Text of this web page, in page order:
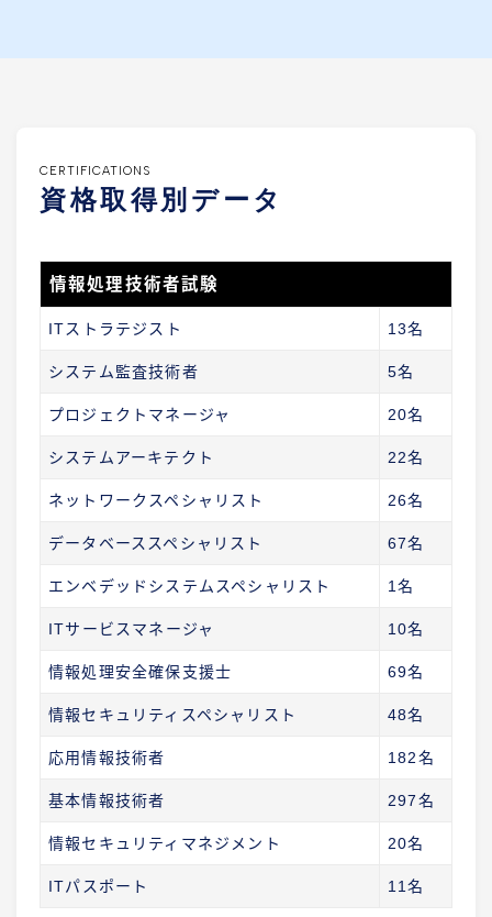
CERTIFICATIONS
資格取得別データ
情報処理技術者試験
ITストラテジスト 13名
システム監査技術者 5名
プロジェクトマネージャ 20名
システムアーキテクト 22名
ネットワークスペシャリスト 26名
データベーススペシャリスト 67名
エンベデッドシステムスペシャリスト 1名
ITサービスマネージャ 10名
情報処理安全確保支援士 69名
情報セキュリティスペシャリスト 48名
応用情報技術者 182名
基本情報技術者 297名
情報セキュリティマネジメント 20名
ITパスポート 11名